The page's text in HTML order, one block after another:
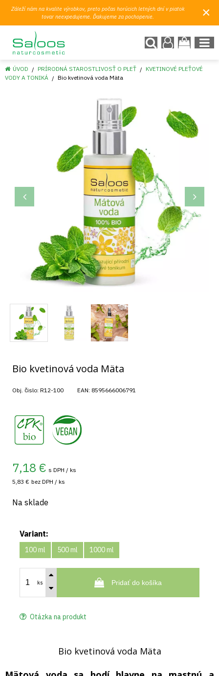
Záleží nám na kvalite výrobkov, preto počas horúcich letných dní v piatok
tovar neexpedujeme. Ďakujeme za pochopenie.
×
ÚVOD PRÍRODNÁ STAROSTLIVOSŤ O PLEŤ
KVETINOVÉ PLEŤOVÉ
VODY A TONIKÁ
Bio kvetinová voda Mäta
Bio kvetinová voda Mäta
Obj. čislo: R12-100 EAN: 8595666006791
7,18 € s DPH / ks
5,83 € bez DPH / ks
Na sklade
Variant:
100 ml 500 ml 1000 ml
ks Pridať do košíka
Otázka na produkt
Bio kvetinová voda Mäta